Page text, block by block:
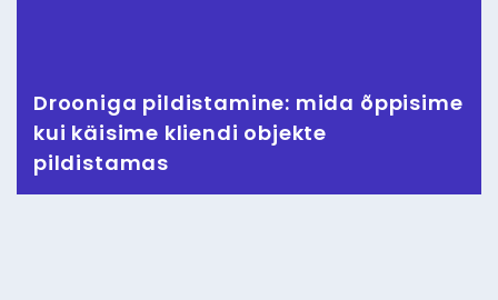
Drooniga pildistamine: mida õppisime
kui käisime kliendi objekte
pildistamas